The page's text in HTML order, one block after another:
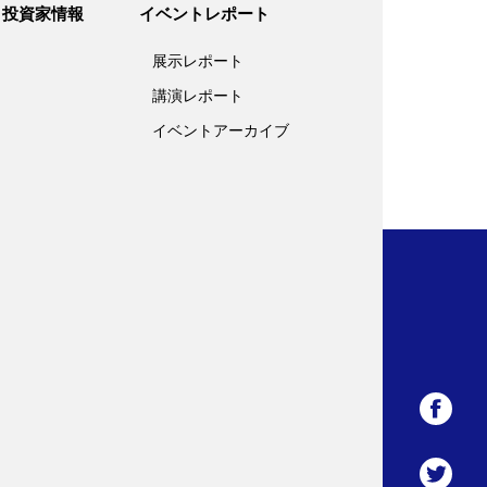
投資家情報 イベントレポート
展示レポート
講演レポート
イベントアーカイブ